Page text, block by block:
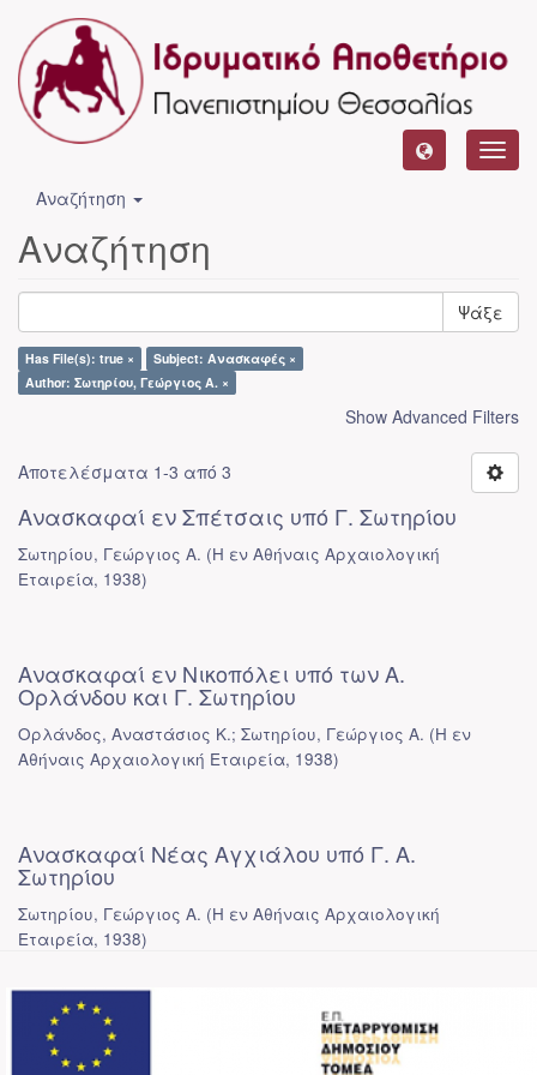
Αναζήτηση
Αναζήτηση
Ψάξε
Has File(s): true ×
Subject: Ανασκαφές ×
Author: Σωτηρίου, Γεώργιος Α. ×
Show Advanced Filters
Αποτελέσματα 1-3 από 3
Ανασκαφαί εν Σπέτσαις υπό Γ. Σωτηρίου
Σωτηρίου, Γεώργιος Α. (Η εν Αθήναις Αρχαιολογική
Εταιρεία, 1938)
Ανασκαφαί εν Νικοπόλει υπό των Α.
Ορλάνδου και Γ. Σωτηρίου
Ορλάνδος, Αναστάσιος Κ.; Σωτηρίου, Γεώργιος Α. (Η εν
Αθήναις Αρχαιολογική Εταιρεία, 1938)
Ανασκαφαί Νέας Αγχιάλου υπό Γ. Α.
Σωτηρίου
Σωτηρίου, Γεώργιος Α. (Η εν Αθήναις Αρχαιολογική
Εταιρεία, 1938)